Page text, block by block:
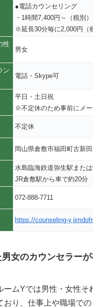
●電話カウンセリング
・1時間7,400円～（税別）
※延長30分毎に2,000円（
性
男女
ン
電話・Skype可
平日・土日祝
※不定休のため事前にメ
不定休
岡山県倉敷市福田町古新
水島臨海鉄道弥生駅また
JR倉敷駅から車で約20分
072-888-7711
https://counseling-
女のカウンセラー
ームYでは男性・女性そ
おり、仕事上や職場で